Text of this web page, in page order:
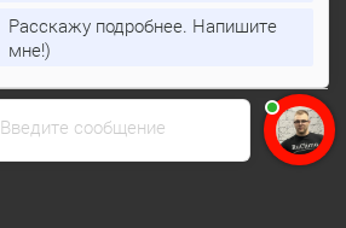
Введите сообщение
Расскажу подробнее. Напишите
мне!)